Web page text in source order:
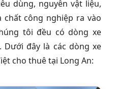
dùng, nguyên vật liệu,
chất công nghiệp ra vào
tôi đều có dòng xe
đây là các dòng xe
cho thuê tại Long An: